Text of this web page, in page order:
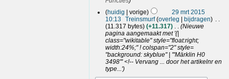
s
a
m
e
n
v
a
t
t
huidig vorige
29 mrt 2015
10:13
Treinsmurf overleg
bijdragen
11.317 bytes
+11.317
Nieuwe
pagina aangemaakt met '{|
class="wikitable" style="float:right;
width:24%;" ! colspan="2" style=
"background: skyblue" | '''Märklin H0
3498''' <!-- Vervang ... door het artikelnr en
type...'